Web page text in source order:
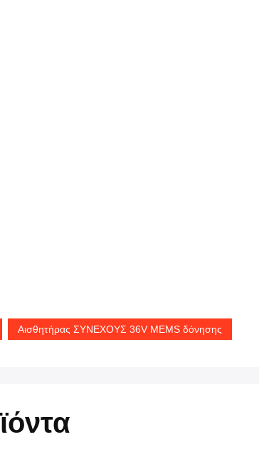
Αισθητήρας ΣΥΝΕΧΟΥΣ 36V MEMS δόνησης